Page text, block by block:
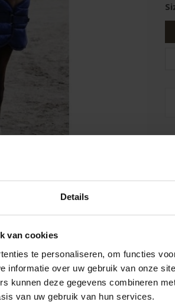
Details
van cookies
te personaliseren, om functies
informatie over uw gebruik van onze
kunnen deze gegevens combineren
van uw gebruik van hun services.
en karabijnhaken aan de
Vierkant EQUITHEME-logo
Sluiting aan de voorkant met